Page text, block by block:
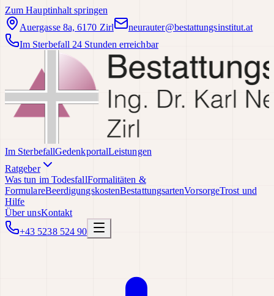
Zum Hauptinhalt springen
Auergasse 8a, 6170 Zirl
neurauter@bestattungsinstitut.at
Im Sterbefall 24 Stunden erreichbar
Im SterbefallGedenkportalLeistungen
Ratgeber
Was tun im TodesfallFormalitäten &
FormulareBeerdigungskostenBestattungsartenVorsorgeTrost und
Hilfe
Über unsKontakt
+43 5238 524 90